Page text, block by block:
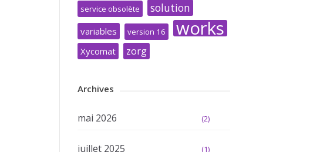
service obsolète solution
variables version 16 works
Xycomat zorg
Archives
mai 2026 (2)
juillet 2025 (1)